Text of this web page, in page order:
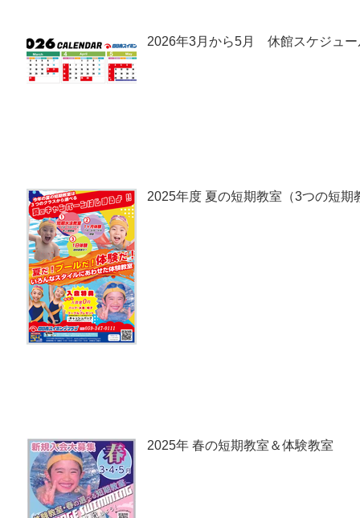
2026年3月から5月 休館スケジュー
2025年度 夏の短期教室（3つの短期
2025年 春の短期教室＆体験教室